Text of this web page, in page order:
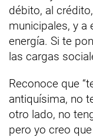
débito, al
municipales, y a
energía. Si te
las cargas
Reconoce que
antiquísima, no
otro lado, no
pero yo creo